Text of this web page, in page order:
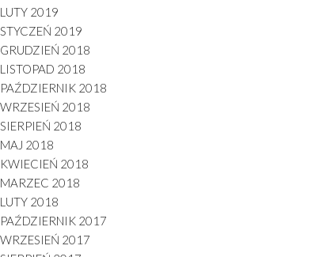
LUTY 2019
STYCZEŃ 2019
GRUDZIEŃ 2018
LISTOPAD 2018
PAŹDZIERNIK 2018
WRZESIEŃ 2018
SIERPIEŃ 2018
MAJ 2018
KWIECIEŃ 2018
MARZEC 2018
LUTY 2018
PAŹDZIERNIK 2017
WRZESIEŃ 2017